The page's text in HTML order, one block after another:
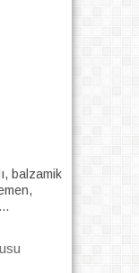
balzamik